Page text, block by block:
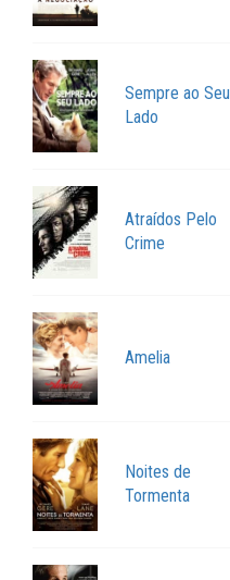
Sempre ao Seu
Lado
Atraídos Pelo
Crime
Amelia
Noites de
Tormenta